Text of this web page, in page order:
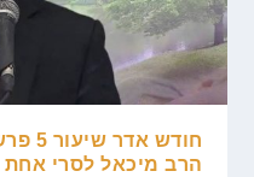
הרב מיכאל לסרי אחת